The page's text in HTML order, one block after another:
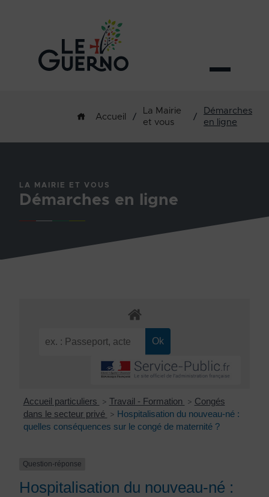
Accueil /
La Mairie
et vous
/
Démarches
en ligne
LA MAIRIE ET VOUS
Démarches en ligne
Accueil particuliers > Travail - Formation > Congés
dans le secteur privé
> Hospitalisation du nouveau-né :
quelles conséquences sur le congé de maternité ?
Question-réponse
Hospitalisation du nouveau-né :